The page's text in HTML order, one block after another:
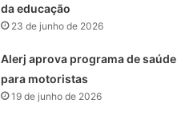
da educação
23 de junho de 2026
Alerj aprova programa de saúde
para motoristas
19 de junho de 2026